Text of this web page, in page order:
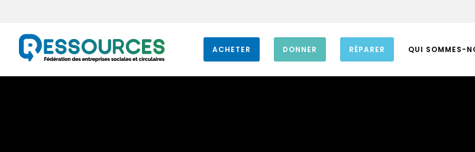
ACHETER DONNER RÉPARER QUI SOMMES-